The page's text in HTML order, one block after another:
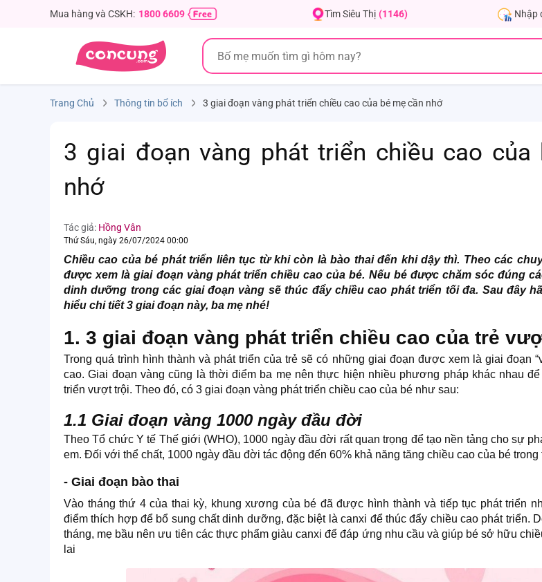
Mua hàng và CSKH: 1800 6609 Tìm Siêu Thị (1146) Nhập
Trang Chủ Thông tin bổ ích 3 giai đoạn vàng phát triển chiều cao của bé mẹ cần nhớ
3 giai đoạn vàng phát triển chiều cao của
nhớ
Tác giả: Hồng Vân
Thứ Sáu, ngày 26/07/2024 00:00
Chiều cao của bé phát triển liên tục từ khi còn là bào thai đến khi dậy thì. Theo các
được xem là giai đoạn vàng phát triển chiều cao của bé. Nếu bé được chăm sóc đúng
dinh dưỡng trong các giai đoạn vàng sẽ thúc đẩy chiều cao phát triển tối đa. Sau đây
hiểu chi tiết 3 giai đoạn này, ba mẹ nhé!
1. 3 giai đoạn vàng phát triển chiều cao của trẻ
Trong quá trình hình thành và phát triển của trẻ sẽ có những giai đoạn được xem là giai đoạn
cao. Giai đoạn vàng cũng là thời điểm ba mẹ nên thực hiện nhiều phương pháp khác nhau
triển vượt trội. Theo đó, có 3 giai đoạn vàng phát triển chiều cao của bé như sau:
1.1 Giai đoạn vàng 1000 ngày đầu đời
Theo Tổ chức Y tế Thế giới (WHO), 1000 ngày đầu đời rất quan trọng để tạo nền tảng cho sự
em. Đối với thể chất, 1000 ngày đầu đời tác động đến 60% khả năng tăng chiều cao của bé
- Giai đoạn bào thai
Vào tháng thứ 4 của thai kỳ, khung xương của bé đã được hình thành và tiếp tục phát triển
điểm thích hợp để bổ sung chất dinh dưỡng, đặc biệt là canxi để thúc đẩy chiều cao phát triển.
tháng, mẹ bầu nên ưu tiên các thực phẩm giàu canxi để đáp ứng nhu cầu và giúp bé sở hữu
lai